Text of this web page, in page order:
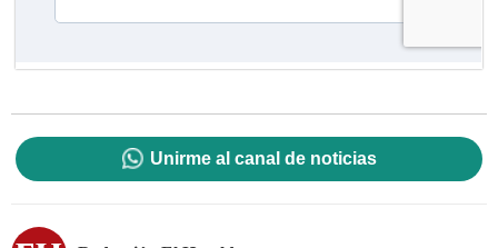
Unirme al canal de noticias